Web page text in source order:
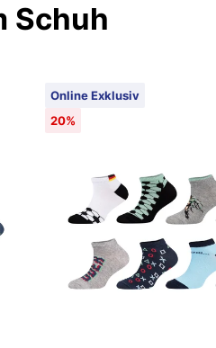
Schuh
Online Exklusiv
20%